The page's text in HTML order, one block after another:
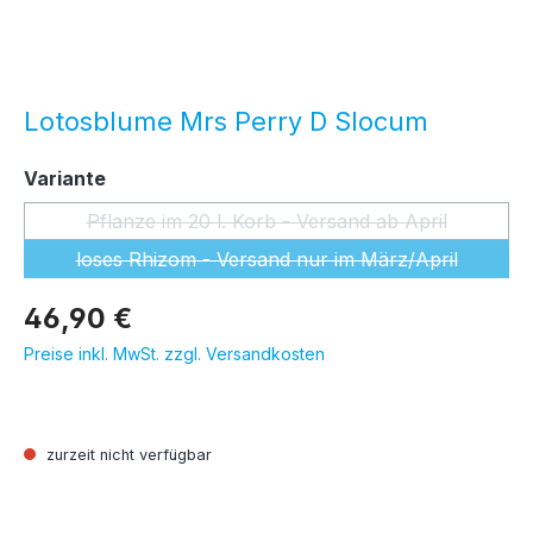
Lotosblume Mrs Perry D Slocum
46,90 €
Preise inkl. MwSt. zzgl. Versandkosten
zurzeit nicht verfügbar
Varianteauswählen
Pflanze im 20 l. Korb - Versand ab April
(Diese Option ist zurzeit nicht
loses Rhizom - Versand nur im März/April
(Diese Option ist zurzeit nicht